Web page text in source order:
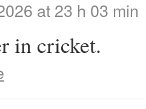
at 23 h 03 min
in cricket.